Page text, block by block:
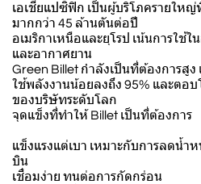
เอเชียแปซิฟิก เป็นผู้บริโภครายให
มากกว่า 45 ล้านตันต่อปี
อเมริกาเหนือและยุโรป เน้นการใช้
และอากาศยาน
Green Billet กำลังเป็นที่ต้องการสูง
ใช้พลังงานน้อยลงถึง 95% และตอ
ของบริษัทระดับโลก
จุดแข็งที่ทำให้ Billet เป็นที่ต้องการ
แข็งแรงแต่เบา เหมาะกับการลดน้ำ
บิน
เชื่อมง่าย ทนต่อการกัดกร่อน